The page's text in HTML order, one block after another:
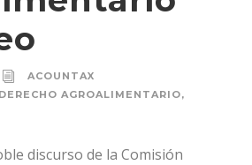
ACOUNTAX
DERECHO AGROALIMENTARIO,
discurso de la Comisión